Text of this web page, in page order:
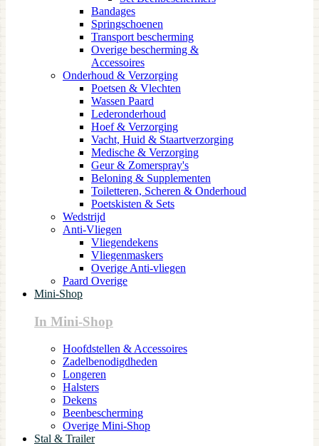
Bandages
Springschoenen
Transport bescherming
Overige bescherming &
Accessoires
Onderhoud & Verzorging
Poetsen & Vlechten
Wassen Paard
Lederonderhoud
Hoef & Verzorging
Vacht, Huid & Staartverzorging
Medische & Verzorging
Geur & Zomerspray's
Beloning & Supplementen
Toiletteren, Scheren & Onderhoud
Poetskisten & Sets
Wedstrijd
Anti-Vliegen
Vliegendekens
Vliegenmaskers
Overige Anti-vliegen
Paard Overige
Mini-Shop
In Mini-Shop
Hoofdstellen & Accessoires
Zadelbenodigdheden
Longeren
Halsters
Dekens
Beenbescherming
Overige Mini-Shop
Stal & Trailer